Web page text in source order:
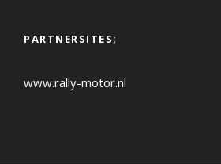
PARTNERSITES;
www.rally-motor.nl